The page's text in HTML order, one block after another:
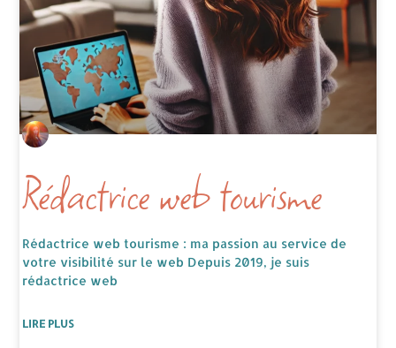
Rédactrice web tourisme
Rédactrice web tourisme : ma passion au service de
votre visibilité sur le web Depuis 2019, je suis
rédactrice web
LIRE PLUS